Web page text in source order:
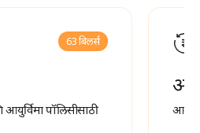
63 बिलर्स
पॉलिसीसाठी